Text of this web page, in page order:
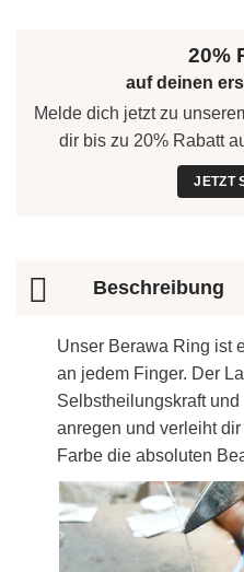
20%
auf deinen
Melde dich jetzt zu
dir bis zu 20% Rabatt
JETZT
Beschreibung
Unser Berawa Ring ist
an jedem Finger. Der
Selbstheilungskraft
anregen und verleiht
Farbe die absoluten